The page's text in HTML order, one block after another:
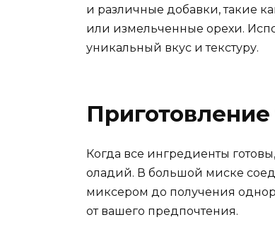
и различные добавки, такие
или измельченные орехи.
уникальный вкус и текстуру.
Приготовление
Когда все ингредиенты
оладий. В большой миске
миксером до получения
от вашего предпочтения.